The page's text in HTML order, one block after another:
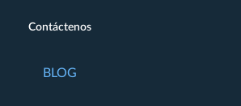
Contáctenos
BLOG